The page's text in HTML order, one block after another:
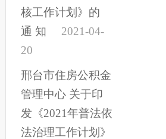
核工作计划》的
通 知
2021-04-
20
邢台市住房公积金
管理中心 关于印
发《2021年普法依
法治理工作计划》